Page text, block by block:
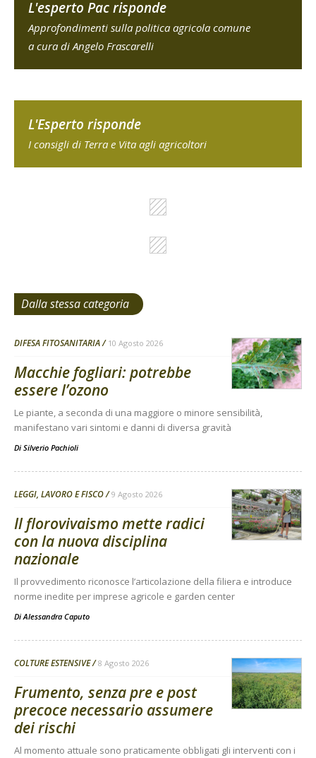
L'esperto Pac risponde
Approfondimenti sulla politica agricola comune
a cura di Angelo Frascarelli
L'Esperto risponde
I consigli di Terra e Vita agli agricoltori
Dalla stessa categoria
DIFESA FITOSANITARIA 10 Agosto 2026
Macchie fogliari: potrebbe
essere l’ozono
Le piante, a seconda di una maggiore o minore sensibilità,
manifestano vari sintomi e danni di diversa gravità
Di Silverio Pachioli
LEGGI, LAVORO E FISCO 9 Agosto 2026
Il florovivaismo mette radici
con la nuova disciplina
nazionale
Il provvedimento riconosce l’articolazione della filiera e introduce
norme inedite per imprese agricole e garden center
DiAlessandra Caputo
COLTURE ESTENSIVE 8 Agosto 2026
Frumento, senza pre e post
precoce necessario assumere
dei rischi
Al momento attuale sono praticamente obbligati gli interventi con i